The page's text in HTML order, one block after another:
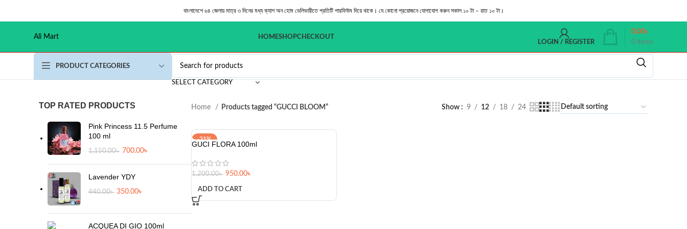
বাংলাদেশে ৬৪ জেলায় মাত্র ৩ দিনের মধ্য ক্যাশ অন হোম ডেলিভারীতে প্রতিটি পারফিউম দিয়ে থাকে। যে কোনো প্রয়োজনে যোগাযোগ করুন সকাল ১০ টা – রাত ১০ টা।
Ali Mart HOMESHOPCHECKOUT
LOGIN / REGISTER
0 items
0.00৳
PRODUCT CATEGORIES
SELECT CATEGORY
TOP RATED PRODUCTS
Pink Princess 11.5 Perfume
100 ml
1,150.00৳ 700.00৳
Lavender YDY
440.00৳ 350.00৳
ACQUEA DI GIO 100ml
Home Products tagged “GUCCI BLOOM” Show 9 12 18 24
-21%
GUCI FLORA 100ml
1,200.00৳ 950.00৳
ADD TO CART